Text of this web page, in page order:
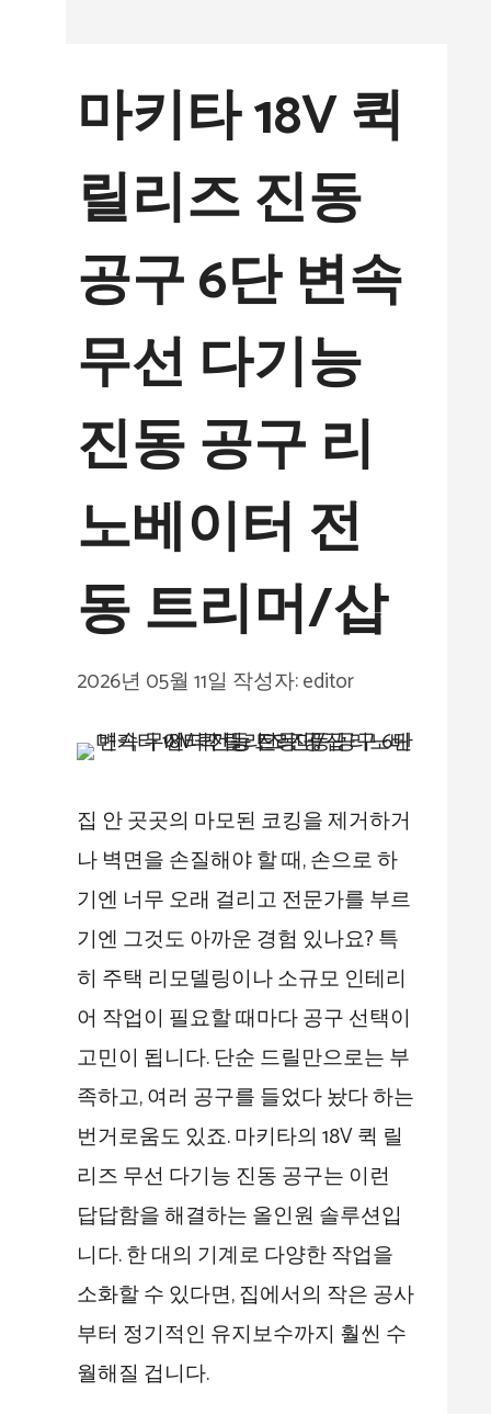
마키타 18V 퀵
릴리즈 진동
공구 6단 변속
무선 다기능
진동 공구 리
노베이터 전
동 트리머/삽
2026년 05월 11일 작성자:editor
집 안 곳곳의 마모된 코킹을 제거하거
나 벽면을 손질해야 할 때, 손으로 하
기엔 너무 오래 걸리고 전문가를 부르
기엔 그것도 아까운 경험 있나요? 특
히 주택 리모델링이나 소규모 인테리
어 작업이 필요할 때마다 공구 선택이
고민이 됩니다. 단순 드릴만으로는 부
족하고, 여러 공구를 들었다 놨다 하는
번거로움도 있죠. 마키타의 18V 퀵 릴
리즈 무선 다기능 진동 공구는 이런
답답함을 해결하는 올인원 솔루션입
니다. 한 대의 기계로 다양한 작업을
소화할 수 있다면, 집에서의 작은 공사
부터 정기적인 유지보수까지 훨씬 수
월해질 겁니다.